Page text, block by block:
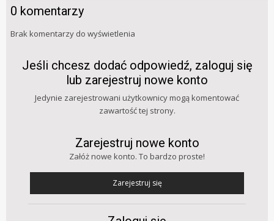
0 komentarzy
Brak komentarzy do wyświetlenia
Jeśli chcesz dodać odpowiedź, zaloguj się
lub zarejestruj nowe konto
Jedynie zarejestrowani użytkownicy mogą komentować
zawartość tej strony.
Zarejestruj nowe konto
Załóż nowe konto. To bardzo proste!
Zarejestruj się